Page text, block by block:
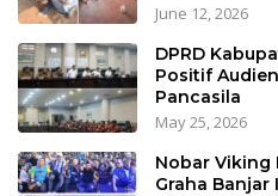
June 12, 2026
DPRD
Positif
Pancasila
May 25, 2026
Nobar Viking
Graha Banjar